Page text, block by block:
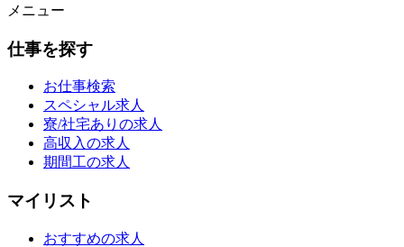
メニュー
仕事を探す
お仕事検索
スペシャル求人
寮/社宅ありの求人
高収入の求人
期間工の求人
マイリスト
おすすめの求人